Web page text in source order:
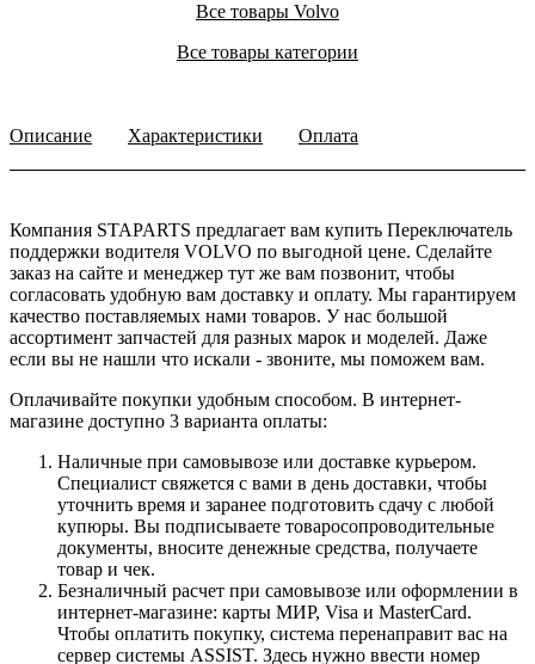
Все товары Volvo
Все товары категории
Описание Характеристики Оплата
Компания STAPARTS предлагает вам купить Переключатель
поддержки водителя VOLVO по выгодной цене. Сделайте
заказ на сайте и менеджер тут же вам позвонит, чтобы
согласовать удобную вам доставку и оплату. Мы гарантируем
качество поставляемых нами товаров. У нас большой
ассортимент запчастей для разных марок и моделей. Даже
если вы не нашли что искали - звоните, мы поможем вам.
Оплачивайте покупки удобным способом. В интернет-
магазине доступно 3 варианта оплаты:
Наличные при самовывозе или доставке курьером.
Специалист свяжется с вами в день доставки, чтобы
уточнить время и заранее подготовить сдачу с любой
купюры. Вы подписываете товаросопроводительные
документы, вносите денежные средства, получаете
товар и чек.
Безналичный расчет при самовывозе или оформлении в
интернет-магазине: карты МИР, Visa и MasterCard.
Чтобы оплатить покупку, система перенаправит вас на
сервер системы ASSIST. Здесь нужно ввести номер